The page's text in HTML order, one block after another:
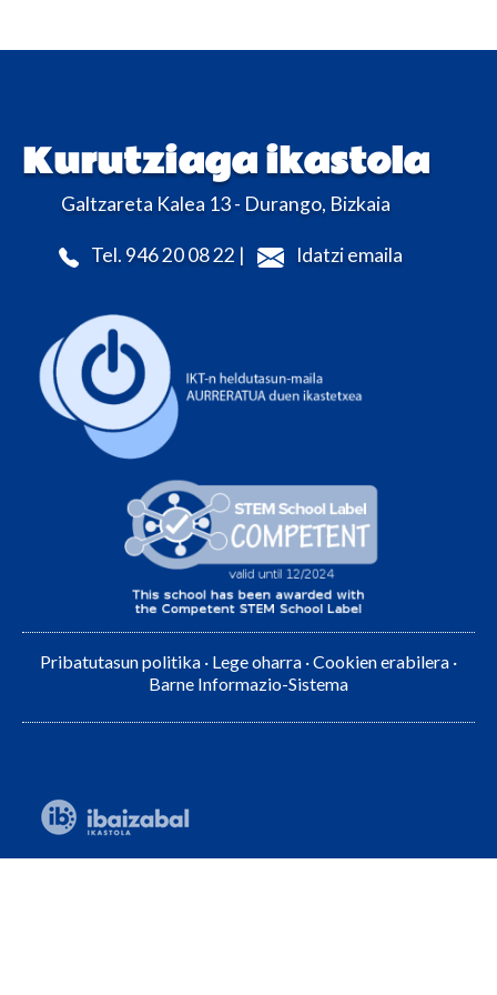
Kurutziaga ikastola
Galtzareta Kalea 13 - Durango, Bizkaia
Tel. 946 20 08 22 | Idatzi emaila
Pribatutasun politika · Lege oharra ·Cookien erabilera ·
Barne Informazio-Sistema